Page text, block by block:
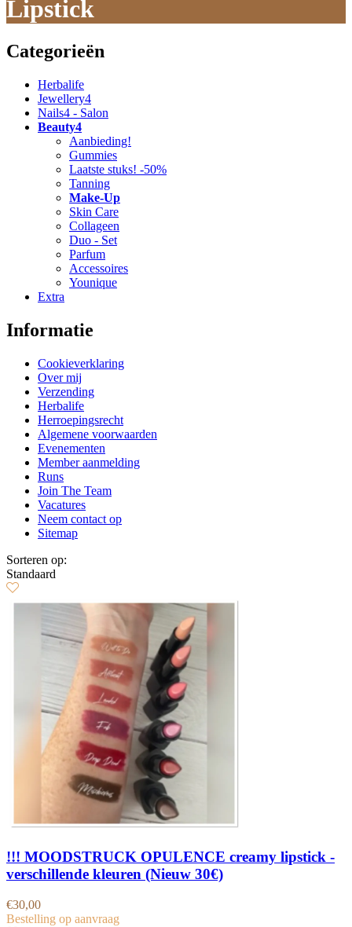
Lipstick
Categorieën
Herbalife
Jewellery4
Nails4 - Salon
Beauty4
Aanbieding!
Gummies
Laatste stuks! -50%
Tanning
Make-Up
Skin Care
Collageen
Duo - Set
Parfum
Accessoires
Younique
Extra
Informatie
Cookieverklaring
Over mij
Verzending
Herbalife
Herroepingsrecht
Algemene voorwaarden
Evenementen
Member aanmelding
Runs
Join The Team
Vacatures
Neem contact op
Sitemap
Sorteren op:
Standaard
!!! MOODSTRUCK OPULENCE creamy lipstick -
verschillende kleuren (Nieuw 30€)
€30,00
Bestelling op aanvraag